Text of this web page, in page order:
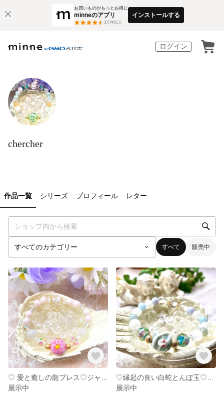
お買いものがもっとお得に
minneのアプリ
3万件以上
インストールする
ログイン
chercher
作品一覧 シリーズ プロフィール レター
すべて 販売中
展示中
展示中